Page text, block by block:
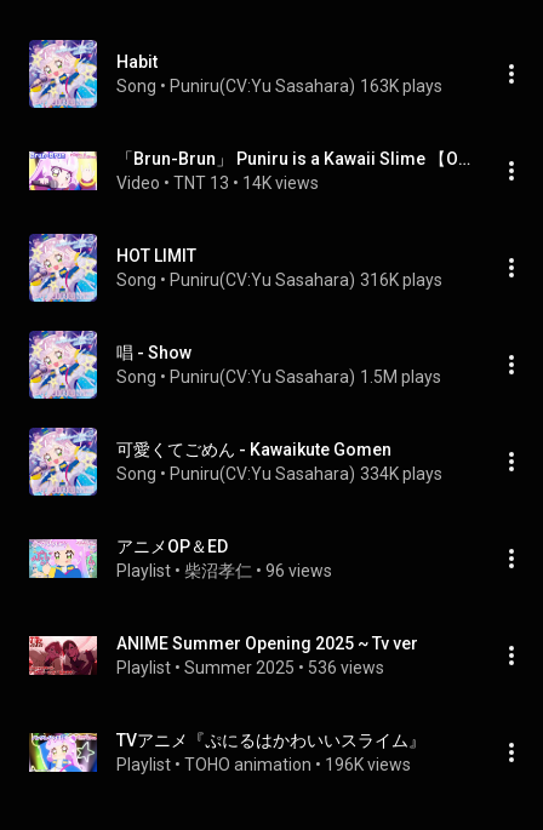
Habit
Song • Puniru(CV:Yu Sasahara) 163K plays
「Brun-Brun」 Puniru is a Kawaii Slime 【OP 2 Full Lyrics AMV】
Video • TNT 13 • 14K views
HOT LIMIT
Song • Puniru(CV:Yu Sasahara) 316K plays
唱 - Show
Song • Puniru(CV:Yu Sasahara) 1.5M plays
可愛くてごめん - Kawaikute Gomen
Song • Puniru(CV:Yu Sasahara) 334K plays
アニメOP＆ED
Playlist • 柴沼孝仁 • 96 views
ANIME Summer Opening 2025 ~ Tv ver
Playlist • Summer 2025 • 536 views
TVアニメ『ぷにるはかわいいスライム』
Playlist • TOHO animation • 196K views